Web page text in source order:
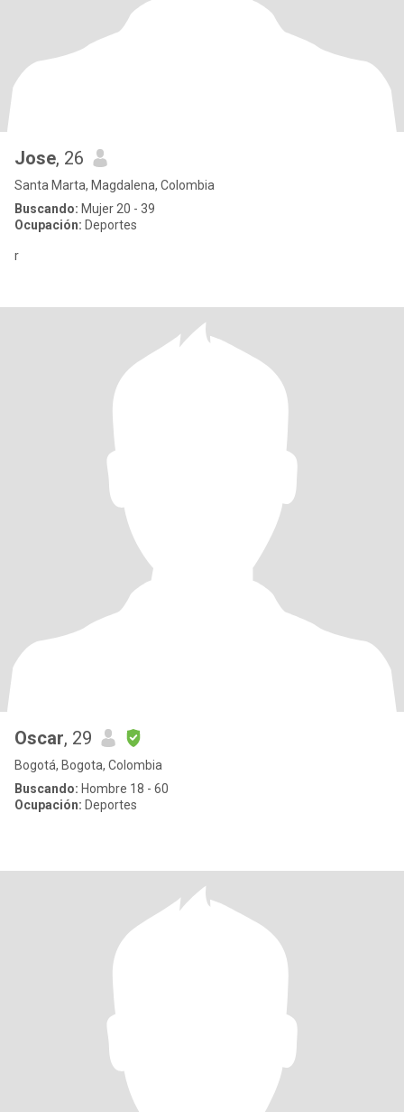
Jose, 26
Santa Marta, Magdalena, Colombia
Buscando: Mujer 20 - 39
Ocupación: Deportes
r
Oscar, 29
Bogotá, Bogota, Colombia
Buscando: Hombre 18 - 60
Ocupación: Deportes